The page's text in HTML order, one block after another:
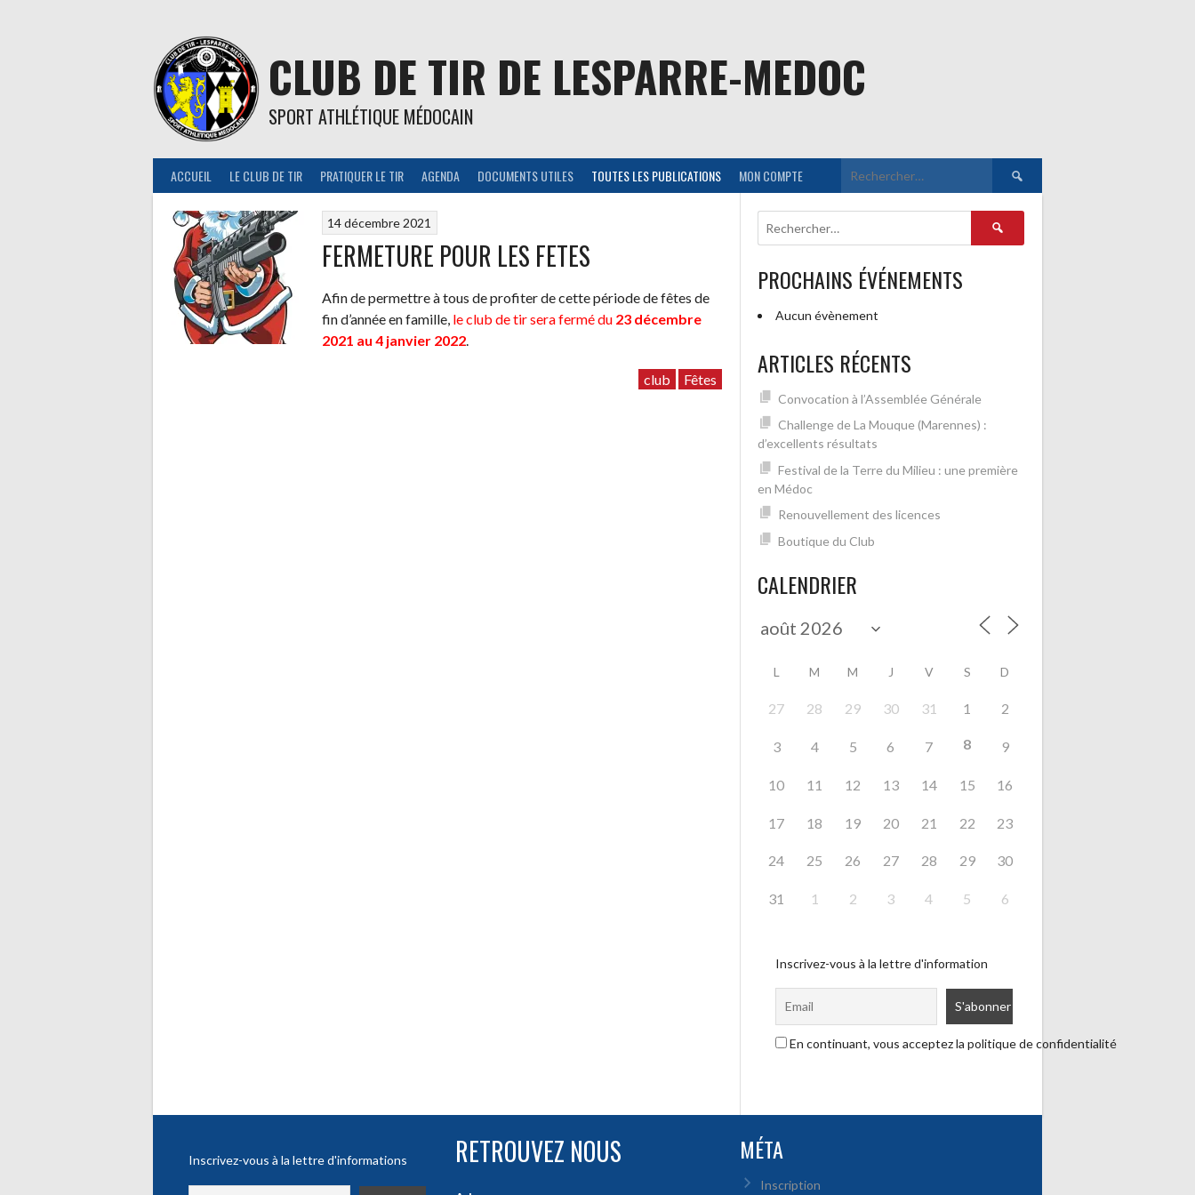
CLUB DE TIR DE LESPARRE-MEDOC
SPORT ATHLÉTIQUE MÉDOCAIN
ACCUEIL LE CLUB DE TIR PRATIQUER LE TIR AGENDA DOCUMENTS UTILES TOUTES LES PUBLICATIONS MON COMPTE Rechercher :
14 décembre 2021
FERMETURE POUR LES FETES
Afin de permettre à tous de profiter de cette période de fêtes de
fin d’année en famille, le club de tir sera fermé du 23 décembre
2021 au 4 janvier 2022
club Fêtes
Rechercher :
PROCHAINS ÉVÉNEMENTS
Aucun évènement
ARTICLES RÉCENTS
Convocation à l’Assemblée Générale
Challenge de La Mouque (Marennes) :
d’excellents résultats
Festival de la Terre du Milieu : une première
en Médoc
Renouvellement des licences
Boutique du Club
CALENDRIER
L M M J V S D
27 28 29 30 31 1 2
3 4 5 6 7 8 9
10 11 12 13 14 15 16
17 18 19 20 21 22 23
24 25 26 27 28 29 30
31 1 2 3 4 5 6
Inscrivez-vous à la lettre d'information
En continuant, vous acceptez la politique de confidentialité
Inscrivez-vous à la lettre d'informations RETROUVEZ NOUS MÉTA
Inscription